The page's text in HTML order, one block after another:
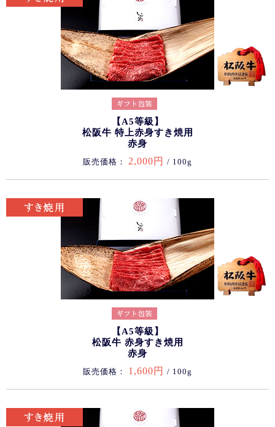
【A5等級】
松阪牛 特上赤身すき焼用
赤身
販売価格： 2,000円 / 100g
【A5等級】
松阪牛 赤身すき焼用
赤身
販売価格： 1,600円 / 100g